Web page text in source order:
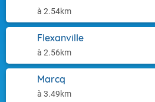
à 2.54km
Flexanville
à 2.56km
Marcq
à 3.49km